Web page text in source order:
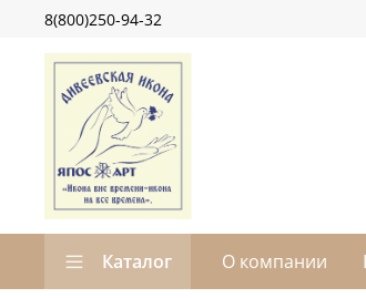
8(800)250-94-32
Каталог О компании